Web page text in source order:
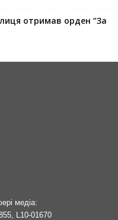
отримав орден “За
медіа:
L10-01670